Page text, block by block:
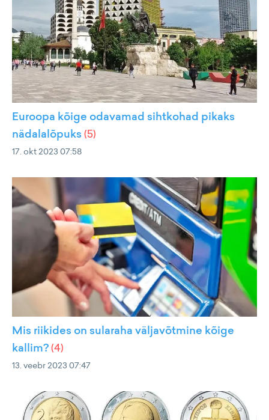
Euroopa kõige odavamad sihtkohad pikaks
nädalalõpuks (5)
17. okt 2023 07:58
Mis riikides on sularaha väljavõtmine kõige
kallim?(4)
13. veebr 2023 07:47